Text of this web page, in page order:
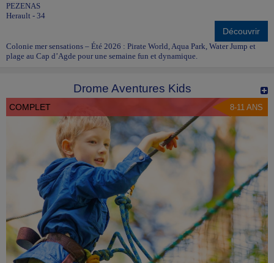
PEZENAS
Herault - 34
Découvrir
Colonie mer sensations – Été 2026 : Pirate World, Aqua Park, Water Jump et
plage au Cap d’Agde pour une semaine fun et dynamique.
Drome Aventures Kids
COMPLET 8-11 ANS